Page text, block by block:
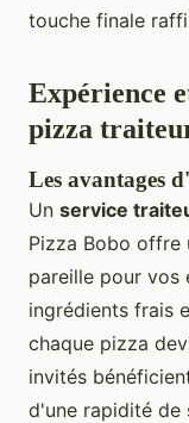
touche finale
Expérience
pizza
Les avantages
Un service
Pizza Bobo offre
pareille pour vos
ingrédients frais
chaque pizza
invités
d'une rapidité de